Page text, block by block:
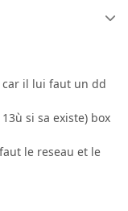
car il lui faut un dd
si sa existe) box
le reseau et le